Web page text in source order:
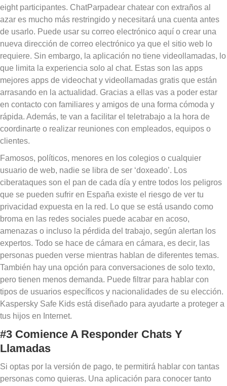
eight participantes. ChatParpadear chatear con extraños al
azar es mucho más restringido y necesitará una cuenta antes
de usarlo. Puede usar su correo electrónico aquí o crear una
nueva dirección de correo electrónico ya que el sitio web lo
requiere. Sin embargo, la aplicación no tiene videollamadas, lo
que limita la experiencia solo al chat. Estas son las apps
mejores apps de videochat y videollamadas gratis que están
arrasando en la actualidad. Gracias a ellas vas a poder estar
en contacto con familiares y amigos de una forma cómoda y
rápida. Además, te van a facilitar el teletrabajo a la hora de
coordinarte o realizar reuniones con empleados, equipos o
clientes.
Famosos, políticos, menores en los colegios o cualquier
usuario de web, nadie se libra de ser ‘doxeado’. Los
ciberataques son el pan de cada día y entre todos los peligros
que se pueden sufrir en España existe el riesgo de ver tu
privacidad expuesta en la red. Lo que se está usando como
broma en las redes sociales puede acabar en acoso,
amenazas o incluso la pérdida del trabajo, según alertan los
expertos. Todo se hace de cámara en cámara, es decir, las
personas pueden verse mientras hablan de diferentes temas.
También hay una opción para conversaciones de solo texto,
pero tienen menos demanda. Puede filtrar para hablar con
tipos de usuarios específicos y nacionalidades de su elección.
Kaspersky Safe Kids está diseñado para ayudarte a proteger a
tus hijos en Internet.
#3 Comience A Responder Chats Y
Llamadas
Si optas por la versión de pago, te permitirá hablar con tantas
personas como quieras. Una aplicación para conocer tanto